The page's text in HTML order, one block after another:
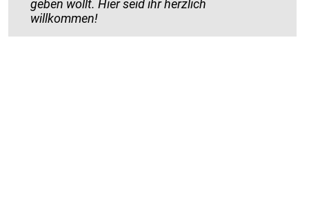
geben wollt. Hier seid ihr herzlich
willkommen!